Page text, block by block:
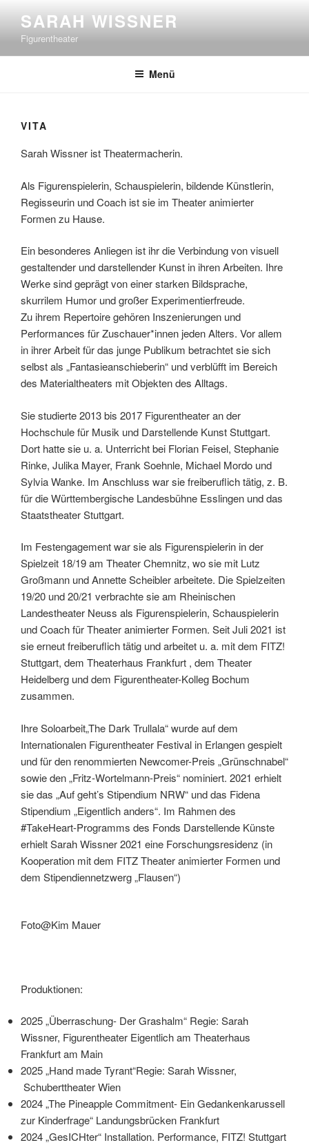
Inhalt
springen
SARAH WISSNER
Figurentheater
Menü
VITA
Sarah Wissner ist Theatermacherin.
Als Figurenspielerin, Schauspielerin, bildende Künstlerin,
Regisseurin und Coach ist sie im Theater animierter
Formen zu Hause.
Ein besonderes Anliegen ist ihr die Verbindung von visuell
gestaltender und darstellender Kunst in ihren Arbeiten. Ihre
Werke sind geprägt von einer starken Bildsprache,
skurrilem Humor und großer Experimentierfreude.
Zu ihrem Repertoire gehören Inszenierungen und
Performances für Zuschauer*innen jeden Alters. Vor allem
in ihrer Arbeit für das junge Publikum betrachtet sie sich
selbst als „Fantasieanschieberin“ und verblüfft im Bereich
des Materialtheaters mit Objekten des Alltags.
Sie studierte 2013 bis 2017 Figurentheater an der
Hochschule für Musik und Darstellende Kunst Stuttgart.
Dort hatte sie u. a. Unterricht bei Florian Feisel, Stephanie
Rinke, Julika Mayer, Frank Soehnle, Michael Mordo und
Sylvia Wanke. Im Anschluss war sie freiberuflich tätig, z. B.
für die Württembergische Landesbühne Esslingen und das
Staatstheater Stuttgart.
Im Festengagement war sie als Figurenspielerin in der
Spielzeit 18/19 am Theater Chemnitz, wo sie mit Lutz
Großmann und Annette Scheibler arbeitete. Die Spielzeiten
19/20 und 20/21 verbrachte sie am Rheinischen
Landestheater Neuss als Figurenspielerin, Schauspielerin
und Coach für Theater animierter Formen. Seit Juli 2021 ist
sie erneut freiberuflich tätig und arbeitet u. a. mit dem FITZ!
Stuttgart, dem Theaterhaus Frankfurt , dem Theater
Heidelberg und dem Figurentheater-Kolleg Bochum
zusammen.
Ihre Soloarbeit„The Dark Trullala“ wurde auf dem
Internationalen Figurentheater Festival in Erlangen gespielt
und für den renommierten Newcomer-Preis „Grünschnabel“
sowie den „Fritz-Wortelmann-Preis“ nominiert. 2021 erhielt
sie das „Auf geht’s Stipendium NRW“ und das Fidena
Stipendium „Eigentlich anders“. Im Rahmen des
#TakeHeart-Programms des Fonds Darstellende Künste
erhielt Sarah Wissner 2021 eine Forschungsresidenz (in
Kooperation mit dem FITZ Theater animierter Formen und
dem Stipendiennetzwerg „Flausen“)
Foto@Kim Mauer
Produktionen:
2025 „Überraschung- Der Grashalm“ Regie: Sarah
Wissner, Figurentheater Eigentlich am Theaterhaus
Frankfurt am Main
2025 „Hand made Tyrant“Regie: Sarah Wissner,
Schuberttheater Wien
2024 „The Pineapple Commitment- Ein Gedankenkarussell
zur Kinderfrage“ Landungsbrücken Frankfurt
2024 „GesICHter“ Installation. Performance, FITZ! Stuttgart